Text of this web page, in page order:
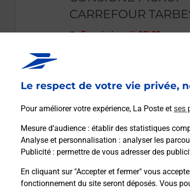
Le respect de votre vie privée,
Pour améliorer votre expérience, La Poste et ses
Mesure d’audience : établir des statistiques
Analyse et personnalisation : analyser les
Publicité : permettre de vous adresser des
En cliquant sur "Accepter et fermer" vous
fonctionnement du site seront déposés. Vous
CARREFOUR
Fermé-jusqu'à 08h30
En savoir plus